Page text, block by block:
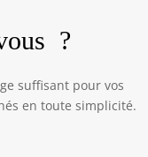
?
suffisant pour vos
en toute simplicité.